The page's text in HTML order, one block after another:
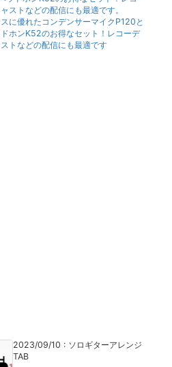
に優れたコンデンサーマイクP120と
ホンK52のお得なセット！レコーデ
トなどの配信にも最適です
2023/09/10 : ソロギターアレンジ
TAB